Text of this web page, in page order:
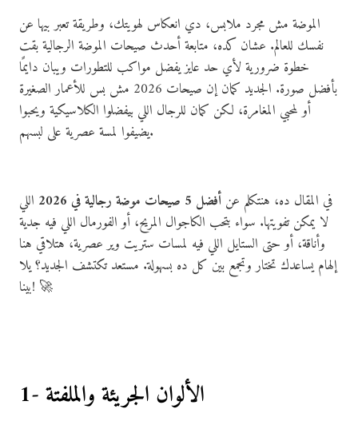
الموضة مش مجرد ملابس، دي انعكاس لهويتك، وطريقة تعبر بيها عن
نفسك للعالم. عشان كده، متابعة أحدث صيحات الموضة الرجالية بقت
خطوة ضرورية لأي حد عايز يفضل مواكب للتطورات ويبان دايمًا
بأفضل صورة. الجديد كمان إن صيحات 2026 مش بس للأعمار الصغيرة
أو لمحبي المغامرة، لكن كمان للرجال اللي بيفضلوا الكلاسيكية ويحبوا
يضيفوا لمسة عصرية على لبسهم.
في المقال ده، هنتكلم عن أفضل 5 صيحات موضة رجالية في 2026
اللي
لا يمكن تفويتها. سواء بتحب الكاجوال المريح، أو الفورمال اللي فيه جدية
وأناقة، أو حتى الستايل اللي فيه لمسات ستريت وير عصرية، هتلاقي هنا
إلهام يساعدك تختار وتجمع بين كل ده بسهولة. مستعد تكتشف الجديد؟ يلا
بينا! 🚀
1- الألوان الجريئة والملفتة